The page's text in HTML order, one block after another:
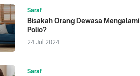
Saraf
Bisakah Orang Dewasa Mengalami
Polio?
24 Jul 2024
Saraf